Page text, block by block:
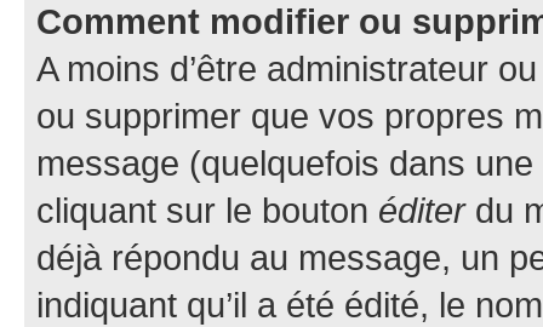
Comment modifier ou
A moins d’être administrateur
ou supprimer que vos propres
message (quelquefois dans
cliquant sur le bouton éditerdu
déjà répondu au message, un
indiquant qu’il a été édité, le